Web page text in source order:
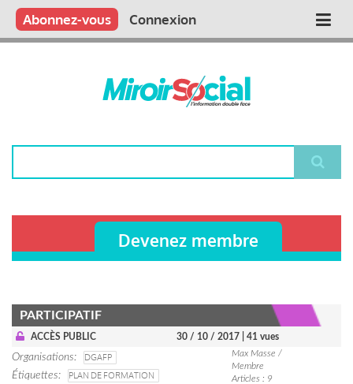
Aller
contenu
Main
Qui sommes nous ?
Vous publiez
Nous publions
Contactez-nous
Abonnez-vous Connexion
Devenez membre
PARTICIPATIF
ACCÈS PUBLIC 30 / 10 / 2017 | 41 vues
Organisations
DGAFP
Étiquettes
PLAN DE FORMATION
Max Masse /
Membre
Articles : 9